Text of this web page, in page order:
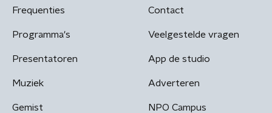
Frequenties
Programma's
Presentatoren
Muziek
Gemist
Contact
Veelgestelde vragen
App de studio
Adverteren
NPO Campus